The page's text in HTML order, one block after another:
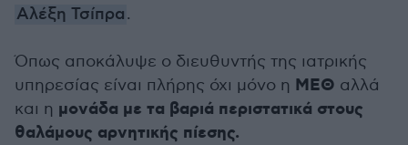
Αλέξη Τσίπρα.
Όπως αποκάλυψε ο διευθυντής της ιατρικής
υπηρεσίας είναι πλήρης όχι μόνο η ΜΕΘ αλλά
και η μονάδα με τα βαριά περιστατικά στους
θαλάμους αρνητικής πίεσης.